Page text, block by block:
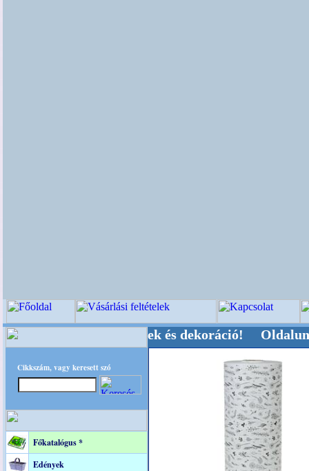
Cikkszám, vagy keresett szó
Főkatalógus *
Edények
kellékek és dekoráció! Oldalunkat